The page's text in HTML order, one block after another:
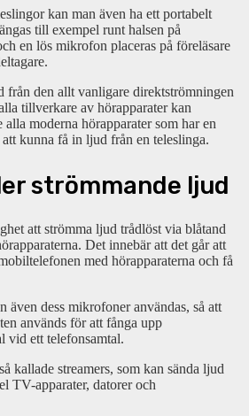
kan man även ha ett portabelt
till exempel runt halsen på
en lös mikrofon placeras på föreläsare
från den allt vanligare direktströmningen
tillverkare av hörapparater kan
moderna hörapparater som har en
kunna få in ljud från en teleslinga.
strömmande ljud
att strömma ljud trådlöst via blåtand
Det innebär att det går att
med hörapparaterna och få
även dess mikrofoner användas, så att
används för att fånga upp
vid ett telefonsamtal.
kallade streamers, som kan sända ljud
TV-apparater, datorer och